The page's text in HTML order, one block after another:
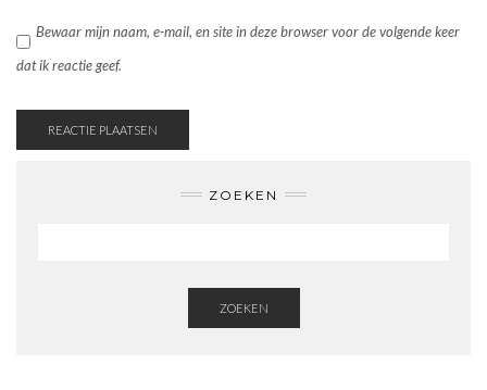
Bewaar mijn naam, e-mail, en site in deze browser voor de volgende keer
dat ik reactie geef.
ZOEKEN
ZOEKEN